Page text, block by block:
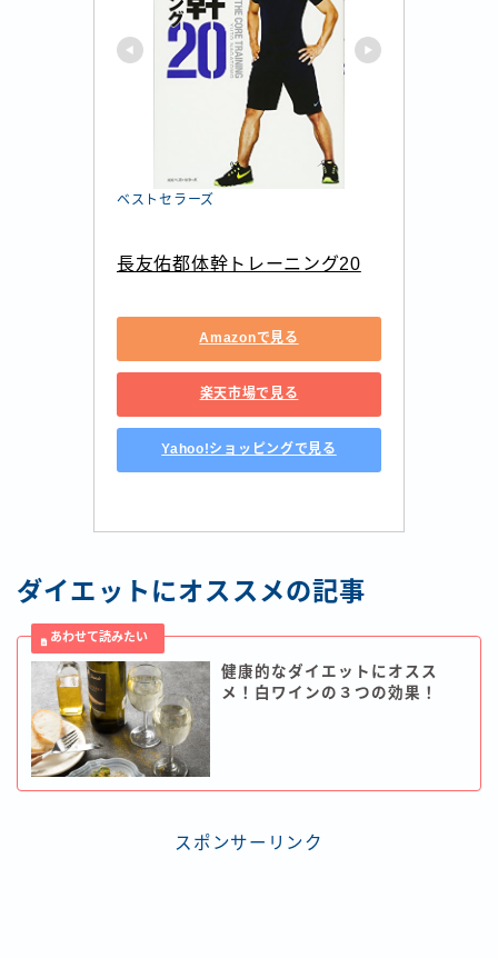
ベストセラーズ
長友佑都体幹トレーニング20
Amazonで見る
楽天市場で見る
Yahoo!ショッピングで見る
ダイエットにオススメの記事
健康的なダイエットにオスス
メ！白ワインの３つの効果！
スポンサーリンク